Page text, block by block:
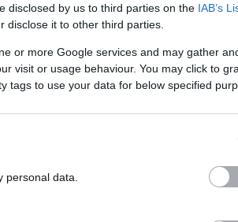
disclosed by us to third parties on the IAB’s
disclose it to other third parties.
or more Google services and may gather
visit or usage behaviour. You may click to
tags to use your data for below specified
personal data.
του Ηρακλείου,
της, ενώ στη
να γεννήσει.